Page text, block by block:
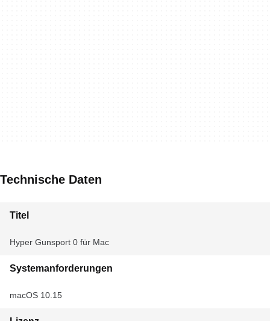
Technische Daten
Titel
Hyper Gunsport 0 für Mac
Systemanforderungen
macOS 10.15